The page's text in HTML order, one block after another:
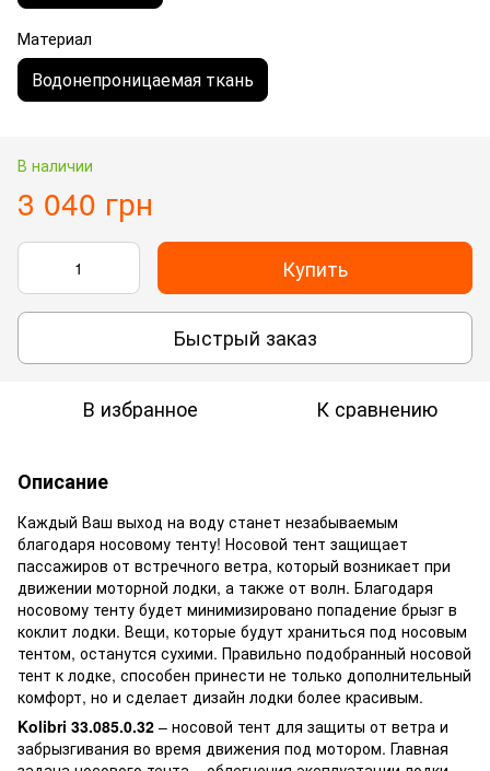
Материал
Водонепроницаемая ткань
В наличии
3 040 грн
Купить
Быстрый заказ
В избранное К сравнению
Описание
Каждый Ваш выход на воду станет незабываемым
благодаря носовому тенту! Носовой тент защищает
пассажиров от встречного ветра, который возникает при
движении моторной лодки, а также от волн. Благодаря
носовому тенту будет минимизировано попадение брызг в
коклит лодки. Вещи, которые будут храниться под носовым
тентом, останутся сухими. Правильно подобранный носовой
тент к лодке, способен принести не только дополнительный
комфорт, но и сделает дизайн лодки более красивым.
Kolibri 33.085.0.32 – носовой тент для защиты от ветра и
забрызгивания во время движения под мотором. Главная